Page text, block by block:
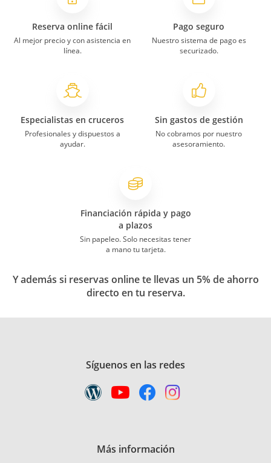
Reserva online fácil
Al mejor precio y con asistencia en
línea.
Pago seguro
Nuestro sistema de pago es
securizado.
Especialistas en cruceros
Profesionales y dispuestos a
ayudar.
Sin gastos de gestión
No cobramos por nuestro
asesoramiento.
Financiación rápida y pago
a plazos
Sin papeleo. Solo necesitas tener
a mano tu tarjeta.
Y además si reservas online te llevas un 5% de ahorro
directo en tu reserva.
Síguenos en las redes
Más información